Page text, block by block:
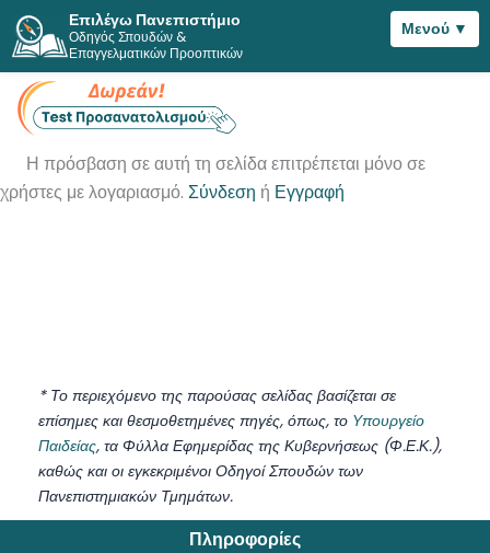
Μετάβαση
στο
περιεχόμενο
Η πρόσβαση σε αυτή τη σελίδα επιτρέπεται μόνο σε
χρήστες με λογαριασμό. Σύνδεση ή Εγγραφή
* Το περιεχόμενο της παρούσας σελίδας βασίζεται σε
επίσημες και θεσμοθετημένες πηγές, όπως, το Υπουργείο
Παιδείας, τα Φύλλα Εφημερίδας της Κυβερνήσεως (Φ.Ε.Κ.),
καθώς και οι εγκεκριμένοι Οδηγοί Σπουδών των
Πανεπιστημιακών Τμημάτων.
Πληροφορίες
Επιλέγω Πανεπιστήμιο
Οδηγός Σπουδών &
Επαγγελματικών Προοπτικών
Μενού ▼